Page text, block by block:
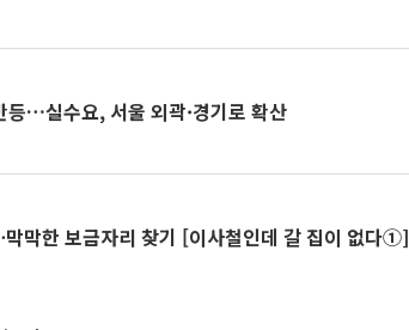
등…실수요, 서울 외곽·경기로 확산
막한 보금자리 찾기 [이사철인데 갈 집이 없다①]